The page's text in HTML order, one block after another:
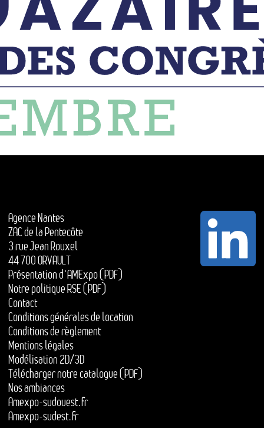
Agence Nantes
ZAC de la Pentecôte
3 rue Jean Rouxel
44 700 ORVAULT
Présentation d'AMExpo (PDF)
Notre politique RSE (PDF)
Contact
Conditions générales de location
Conditions de règlement
Mentions légales
Modélisation 2D/3D
Télécharger notre catalogue (PDF)
Nos ambiances
Amexpo-sudouest.fr
Amexpo-sudest.fr